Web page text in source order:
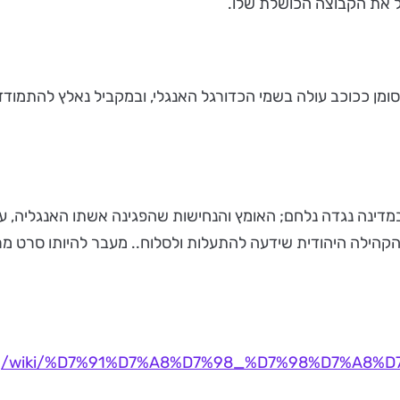
ככוכב עולה בשמי הכדורגל האנגלי, ובמקביל נאלץ
במדינה נגדה נלחם; האומץ והנחישות שהפגינה אשתו
היהודית שידעה להתעלות ולסלוח.. מעבר להיותו סרט